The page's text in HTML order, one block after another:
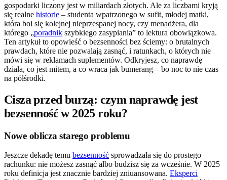
gospodarki liczony jest w miliardach złotych. Ale za liczbami kryją
się realne historie – studenta wpatrzonego w sufit, młodej matki,
która boi się kolejnej nieprzespanej nocy, czy menadżera, dla
którego „poradnik szybkiego zasypiania” to lektura obowiązkowa.
Ten artykuł to opowieść o bezsenności bez ściemy: o brutalnych
prawdach, które nie pozwalają zasnąć, i ratunkach, o których nie
mówi się w reklamach suplementów. Odkryjesz, co naprawdę
działa, co jest mitem, a co wraca jak bumerang – bo noc to nie czas
na półśrodki.
Cisza przed burzą: czym naprawdę jest
bezsenność w 2025 roku?
Nowe oblicza starego problemu
Jeszcze dekadę temu bezsenność sprowadzała się do prostego
rachunku: nie możesz zasnąć albo budzisz się za wcześnie. W 2025
roku definicja jest znacznie bardziej zniuansowana. Eksperci